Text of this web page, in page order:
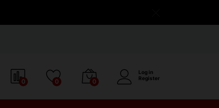
0 0 0
Log in
Register